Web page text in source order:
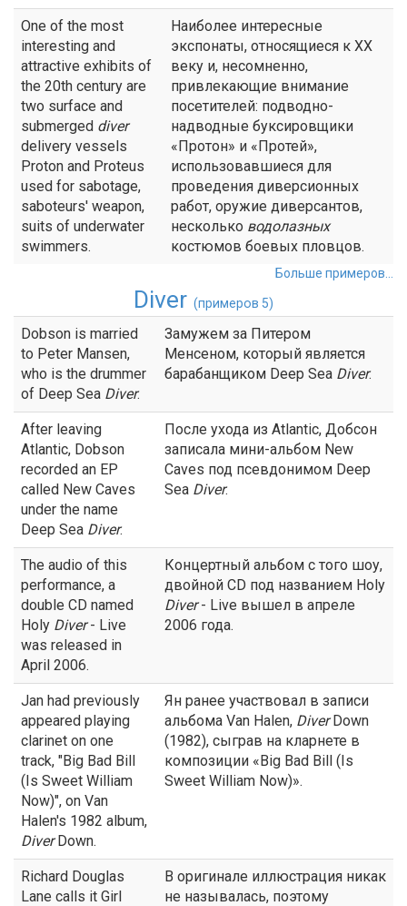
One of the most
interesting and
attractive exhibits of
the 20th century are
two surface and
submerged diver
delivery vessels
Proton and Proteus
used for sabotage,
saboteurs' weapon,
suits of underwater
swimmers.
Наиболее интересные
экспонаты, относящиеся к ХХ
веку и, несомненно,
привлекающие внимание
посетителей: подводно-
надводные буксировщики
«Протон» и «Протей»,
использовавшиеся для
проведения диверсионных
работ, оружие диверсантов,
несколько водолазных
костюмов боевых пловцов.
Больше примеров...
Diver (примеров 5)
Dobson is married
to Peter Mansen,
who is the drummer
of Deep Sea Diver.
Замужем за Питером
Менсеном, который является
барабанщиком Deep Sea Diver.
After leaving
Atlantic, Dobson
recorded an EP
called New Caves
under the name
Deep Sea Diver.
После ухода из Atlantic, Добсон
записала мини-альбом New
Caves под псевдонимом Deep
Sea Diver.
The audio of this
performance, a
double CD named
Holy Diver- Live
was released in
April 2006.
Концертный альбом с того шоу,
двойной CD под названием Holy
Diver- Live вышел в апреле
2006 года.
Jan had previously
appeared playing
clarinet on one
track, "Big Bad Bill
(Is Sweet William
Now)", on Van
Halen's 1982 album,
DiverDown.
Ян ранее участвовал в записи
альбома Van Halen, DiverDown
(1982), сыграв на кларнете в
композиции «Big Bad Bill (Is
Sweet William Now)».
Richard Douglas
Lane calls it Girl
В оригинале иллюстрация никак
не называлась, поэтому